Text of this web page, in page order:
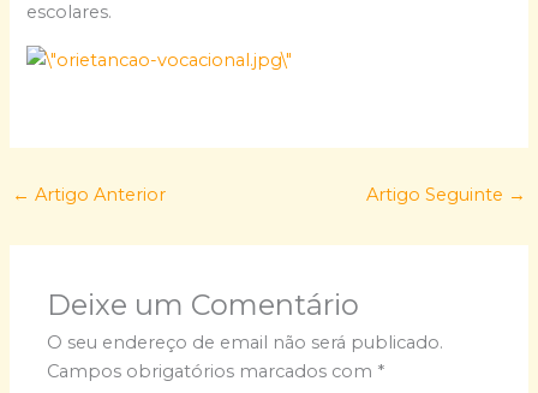
escolares.
← Artigo Anterior Artigo Seguinte →
Deixe um Comentário
O seu endereço de email não será publicado.
Campos obrigatórios marcados com *